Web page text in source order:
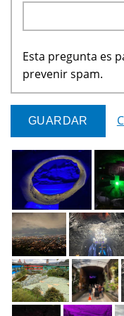
Esta pregunta es
prevenir spam.